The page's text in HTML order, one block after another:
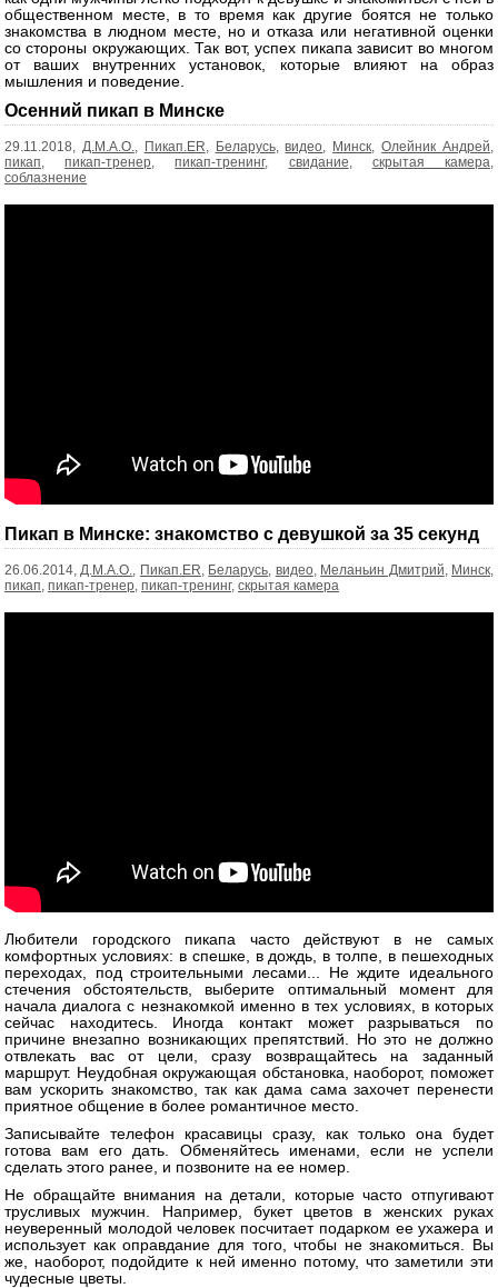
общественном месте, в то время как другие боятся не только
знакомства в людном месте, но и отказа или негативной оценки
со стороны окружающих. Так вот, успех пикапа зависит во многом
от ваших внутренних установок, которые влияют на образ
мышления и поведение.
Осенний пикап в Минске
29.11.2018, Д.М.А.О., Пикап.ER, Беларусь,видео, Минск,Олейник Андрей,
пикап,пикап-тренер,пикап-тренинг, свидание, скрытая камера,
соблазнение
Пикап в Минске: знакомство с девушкой за 35 секунд
26.06.2014, Д.М.А.О. Пикап.ER Беларусь видео, Меланьин Дмитрий Минск
пикап пикап-тренер пикап-тренинг, скрытая камера
Любители городского пикапа часто действуют в не самых
комфортных условиях: в спешке, в дождь, в толпе, в пешеходных
переходах, под строительными лесами... Не ждите идеального
стечения обстоятельств, выберите оптимальный момент для
начала диалога с незнакомкой именно в тех условиях, в которых
сейчас находитесь. Иногда контакт может разрываться по
причине внезапно возникающих препятствий. Но это не должно
отвлекать вас от цели, сразу возвращайтесь на заданный
маршрут. Неудобная окружающая обстановка, наоборот, поможет
вам ускорить знакомство, так как дама сама захочет перенести
приятное общение в более романтичное место.
Записывайте телефон красавицы сразу, как только она будет
готова вам его дать. Обменяйтесь именами, если не успели
сделать этого ранее, и позвоните на ее номер.
Не обращайте внимания на детали, которые часто отпугивают
трусливых мужчин. Например, букет цветов в женских руках
неуверенный молодой человек посчитает подарком ее ухажера и
использует как оправдание для того, чтобы не знакомиться. Вы
же, наоборот, подойдите к ней именно потому, что заметили эти
чудесные цветы.